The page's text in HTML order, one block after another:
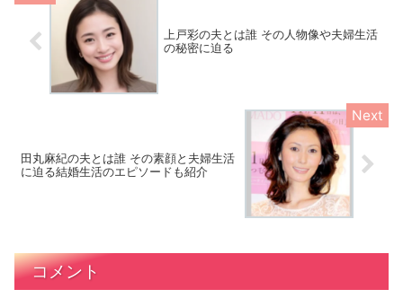
上戸彩の夫とは誰 その人物像や夫婦生活
の秘密に迫る
田丸麻紀の夫とは誰 その素顔と夫婦生活
に迫る結婚生活のエピソードも紹介
コメント